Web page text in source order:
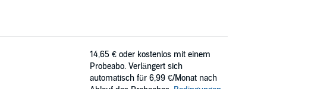
14,65 € oder kostenlos mit einem
Probeabo. Verlängert sich
automatisch für 6,99 €/Monat nach